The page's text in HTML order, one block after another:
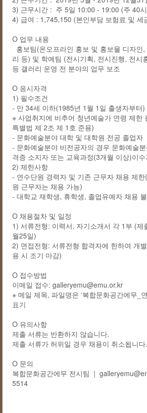
3) 근무시간 : 주 5일 10:00 - 19:00 (주 40
4) 급여 : 1,745,150 (본인부담 보험료 및 세
O 업무 내용
홍보팀(온오프라인 홍보 및 홍보물 디자인
리 등) 및 학예팀 (전시기획, 전시진행, 전시
등 갤러리 운영 전 분야의 업무 보조
O 응시자격
1) 필수조건
- 만 34세 이하(1985년 1월 1일 출생자부터)
※ 사업취지에 비추어 청년예술가 연령 제한
특별법 제 2조 제 1호 준용)
- 문화예술분야 대학 및 대학원 전공 졸업자
- 문화예술분야 비전공자의 경우 문화예술
격증 소지자 또는 교육과정(3개월 이상)이
2) 제한사항
- 연수단원 경력자 및 기존 근무자 채용 제
원 근무자는 채용 가능)
- 대학교 재학생, 휴학생, 졸업유예자 채용
O 채용절차 및 일정
1) 서류전형: 이력서, 자기소개서 각 1부 (제
월25일)
2) 면접전형: 서류전형 합격자에 한하여 개
용 시 조기 마감)
O 접수방법
이메일 접수: galleryemu@emu.or.kr
※ 메일 제목, 파일명은 ‘복합문화공간에무_
표기
O 유의사항
제출 서류는 반환하지 않습니다.
제출 서류가 허위일 경우 채용이 취소됩니다.
O 문의
복합문화공간에무 전시팀 |
5514